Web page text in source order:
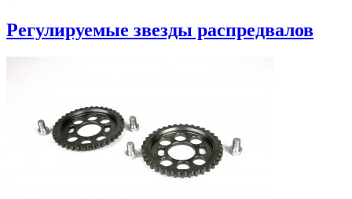
Регулируемые звезды распредвалов